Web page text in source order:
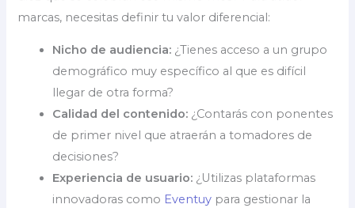
marcas, necesitas definir tu valor diferencial:
Nicho de audiencia: ¿Tienes acceso a un grupo
demográfico muy específico al que es difícil
llegar de otra forma?
Calidad del contenido: ¿Contarás con ponentes
de primer nivel que atraerán a tomadores de
decisiones?
Experiencia de usuario: ¿Utilizas plataformas
innovadoras como Eventuy para gestionar la